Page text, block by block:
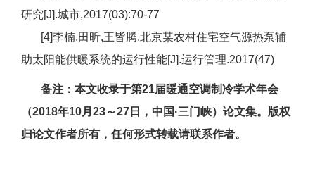
研究[J].城市,2017(03):70-77
[4]李楠,田昕,王皆腾.北京某农村住宅空气源热泵辅
助太阳能供暖系统的运行性能[J].运行管理.2017(47)
备注：本文收录于第21届暖通空调制冷学术年会
（2018年10月23～27日，中国·三门峡）论文集。版权
归论文作者所有，任何形式转载请联系作者。